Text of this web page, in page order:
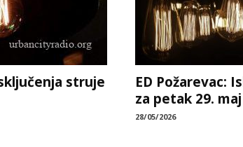
struje
ED Požarevac:
za petak 29. maj
28/05/2026